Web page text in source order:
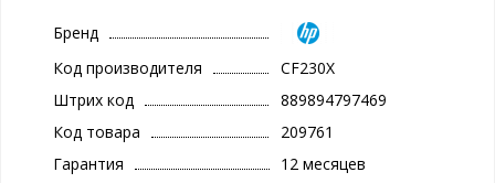
Бренд
Код производителя
CF230X
Штрих код
889894797469
Код товара
209761
Гарантия
12 месяцев